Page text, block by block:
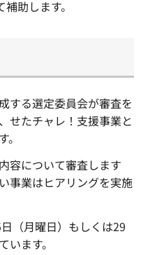
助します。
する選定委員会が審査を
せたチャレ！支援事業と
容について審査します
事業はヒアリングを実施
（月曜日）もしくは29
ます。